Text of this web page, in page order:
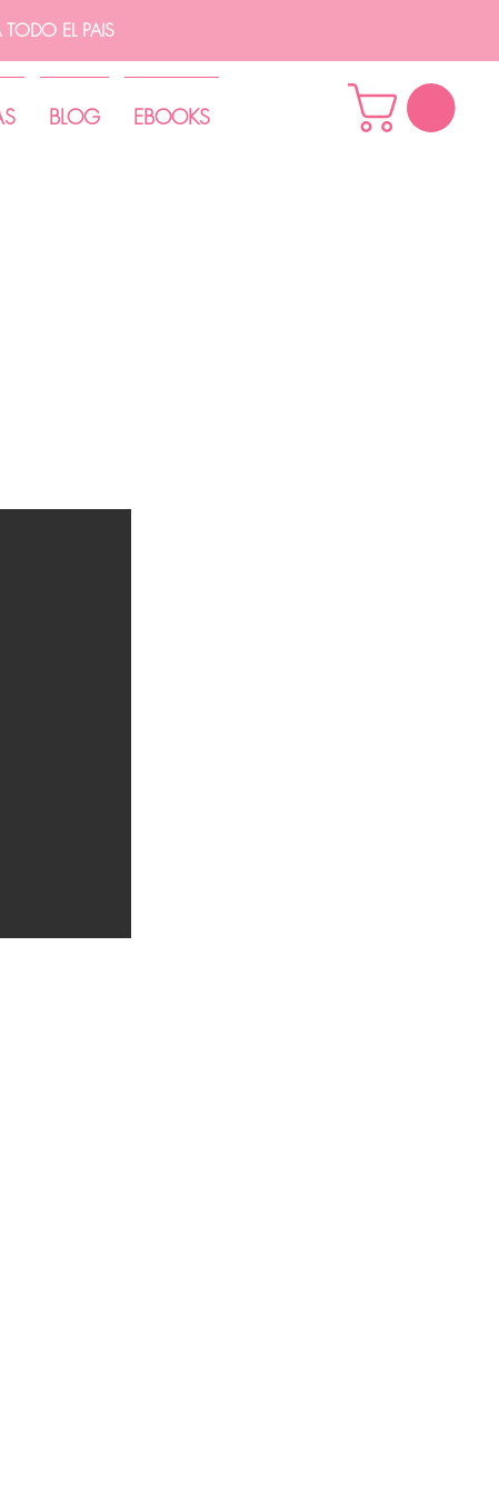
EL PAIS
BLOG EBOOKS